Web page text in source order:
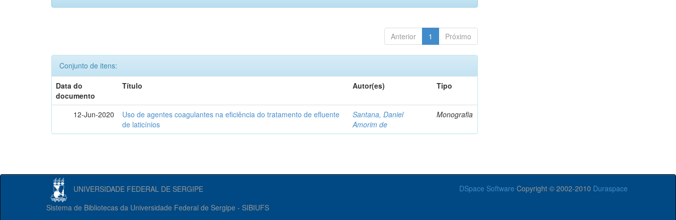
Anterior 1 Próximo
Conjunto de itens:
Data do
documento
Título Autor(es) Tipo
12-Jun-2020
Uso de agentes coagulantes na eficiência do tratamento de efluente
de laticínios
Santana, Daniel
Amorim de
Monografia
UNIVERSIDADE FEDERAL DE SERGIPE DSpace Software Copyright © 2002-2010 Duraspace
Sistema de Bibliotecas da Universidade Federal de Sergipe - SIBIUFS